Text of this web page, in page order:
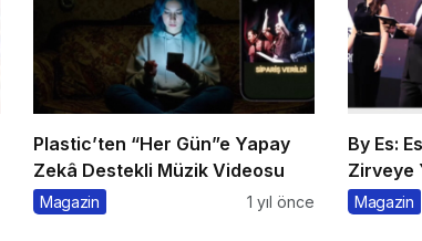
Plastic’ten “Her Gün”e Yapay
Zekâ Destekli Müzik Videosu
Magazin 1 yıl önce
By Es:
Zirveye
Magazin